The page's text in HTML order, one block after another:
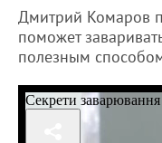
Дмитрий Комаров
поможет
полезным